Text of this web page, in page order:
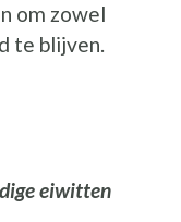
om zowel
te blijven.
eiwitten